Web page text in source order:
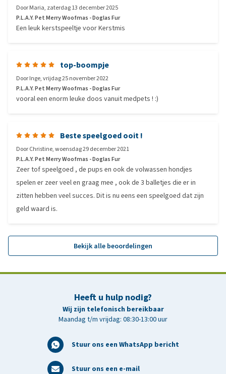
DoorMaria, zaterdag 13 december 2025
P.L.A.Y. Pet Merry Woofmas - Doglas Fur
Een leuk kerstspeeltje voor Kerstmis
top-boompje
DoorInge,vrijdag 25 november 2022
P.L.A.Y. Pet Merry Woofmas - Doglas Fur
vooral een enorm leuke doos vanuit medpets ! :)
Beste speelgoed ooit !
DoorChristine,woensdag 29 december 2021
P.L.A.Y. Pet Merry Woofmas - Doglas Fur
Zeer tof speelgoed , de pups en ook de volwassen hondjes
spelen er zeer veel en graag mee , ook de 3 balletjes die er in
zitten hebben veel succes. Dit is nu eens een speelgoed dat zijn
geld waard is.
Bekijk alle beoordelingen
Heeft u hulp nodig?
Wij zijn telefonisch bereikbaar
Maandag t/m vrijdag: 08:30-13:00 uur
Stuur ons een WhatsApp bericht
Stuur ons een e-mail